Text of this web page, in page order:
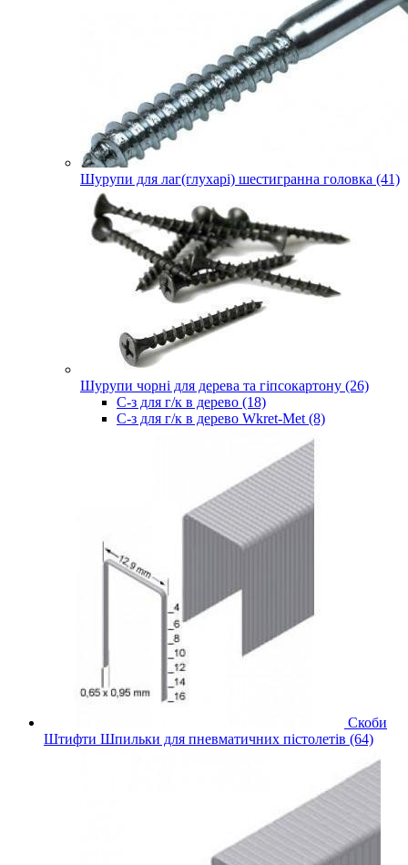
Шурупи для лаг(глухарі) шестигранна головка (41)
Шурупи чорні для дерева та гіпсокартону (26)
С-з для г/к в дерево (18)
С-з для г/к в дерево Wkret-Met (8)
Скоби
Штифти Шпильки для пневматичних пістолетів (64)